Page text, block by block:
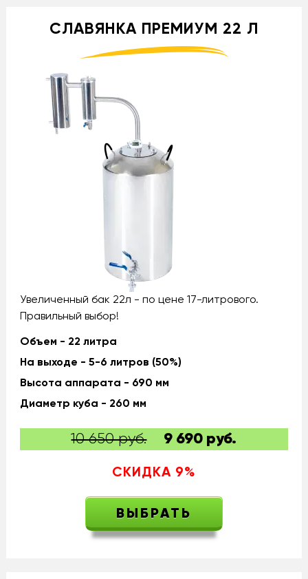
СЛАВЯНКА ПРЕМИУМ 22 Л
Увеличенный бак 22л - по цене 17-литрового.
Правильный выбор!
Объем - 22 литра
На выходе - 5-6 литров (50%)
Высота аппарата - 690 мм
Диаметр куба - 260 мм
10 650 руб. 9 690 руб.
СКИДКА 9%
ВЫБРАТЬ